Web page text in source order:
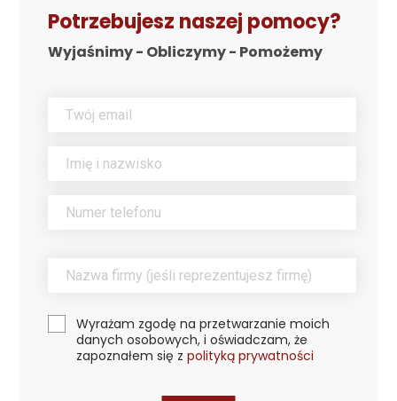
Potrzebujesz naszej pomocy?
Wyjaśnimy - Obliczymy - Pomożemy
Wyrażam zgodę na przetwarzanie moich
danych osobowych, i oświadczam, że
zapoznałem się z polityką prywatności